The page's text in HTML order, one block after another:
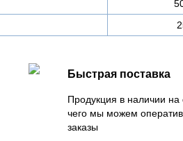
Быстрая поставка
Продукция в наличии на
чего мы можем
заказы